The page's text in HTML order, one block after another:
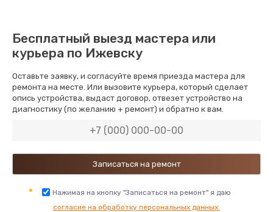
Замена кнопки питания
550 руб.
Заказать
Замена NFC модуля
Заказать
Ремонт микросхемы NFC
1100 руб.
Бесплатный выезд мастера или
курьера по Ижевску
Оставьте заявку, и согласуйте время приезда мастера для
ремонта на месте. Или вызовите курьера, который сделает
опись устройства, выдаст договор, отвезет устройство на
диагностику (по желанию + ремонт) и обратно к вам.
Нажимая на кнопку "Записаться на ремонт" я даю
согласие на обработку персональных данных.